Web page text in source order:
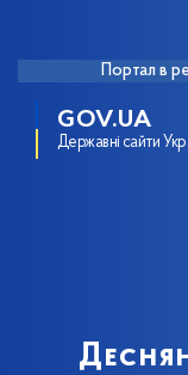
Портал в
GOV.UA
Державні сайти